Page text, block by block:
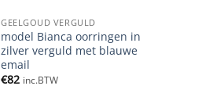
GEELGOUD VERGULD
model Bianca oorringen in
zilver verguld met blauwe
email
€82 inc.BTW